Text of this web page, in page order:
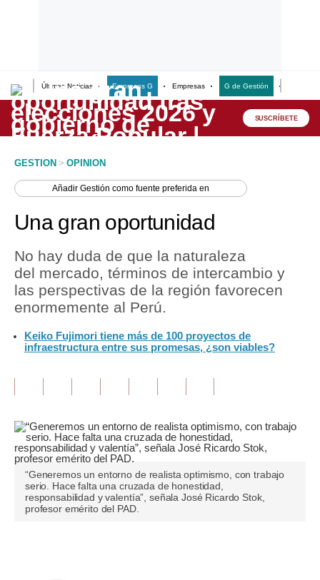
Últimas Noticias Empresas G Empresas G de Gestión
Lo último
Peru Quiosco
Economía
Mercados
Perú
Tu Dinero
Plus G
Opinión
Editorial
SUSCRÍBETE
GESTION > OPINION
AñadirGestión como fuente preferida en
Una gran oportunidad
No hay duda de que la naturaleza
del mercado, términos de intercambio y
las perspectivas de la región favorecen
enormemente al Perú.
Keiko Fujimori tiene más de 100 proyectos de
infraestructura entre sus promesas, ¿son viables?
“Generemos un entorno de realista optimismo, con trabajo
serio. Hace falta una cruzada de honestidad,
responsabilidad y valentía”, señala José Ricardo Stok,
profesor emérito del PAD.